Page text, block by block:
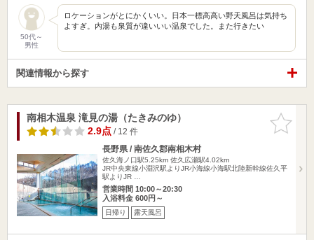
50代～
男性
ロケーションがとにかくいい。日本一標高高い野天風呂は気持ち
よすぎ。内湯も泉質が違いいい温泉でした。また行きたい
関連情報から探す
お気に入
りに追加
南相木温泉 滝見の湯（たきみのゆ）
2.9点/ 12 件
長野県 / 南佐久郡南相木村
佐久海ノ口駅5.25km 佐久広瀬駅4.02km
JR中央東線小淵沢駅よりJR小海線小海駅北陸新幹線佐久平
駅よりJR …
営業時間 10:00～20:30
入浴料金 600円～
日帰り 露天風呂